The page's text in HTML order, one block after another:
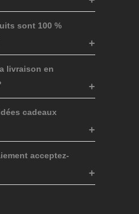
sont 100 %
livraison en
cadeaux
acceptez-